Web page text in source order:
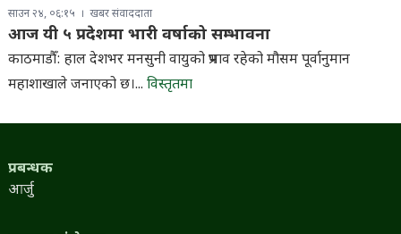
साउन २४, ०६:१५ खबर संवाददाता
आज यी ५ प्रदेशमा भारी वर्षाको सम्भावना
काठमाडौँ: हाल देशभर मनसुनी वायुको प्रभाव रहेको मौसम पूर्वानुमान
महाशाखाले जनाएको छ।... विस्तृतमा
प्रबन्धक
आर्जु